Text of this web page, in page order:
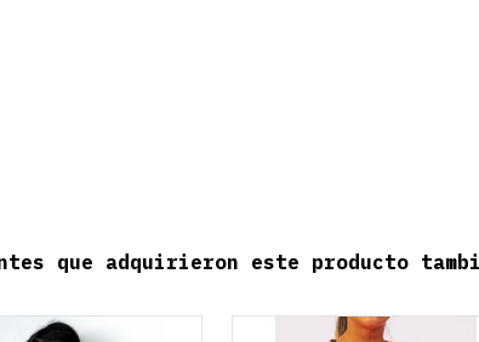
que adquirieron este producto